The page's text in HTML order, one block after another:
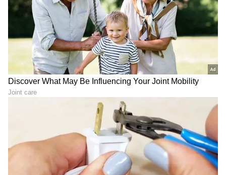
ABOUT THE AUTHOR
ಬಾಲಿವುಡ್ ರಶ್ಮಿಕಾ ಮಂದಣ್ಣ ಸ್ಯಾಂಡಲ್‌ವುಡ್